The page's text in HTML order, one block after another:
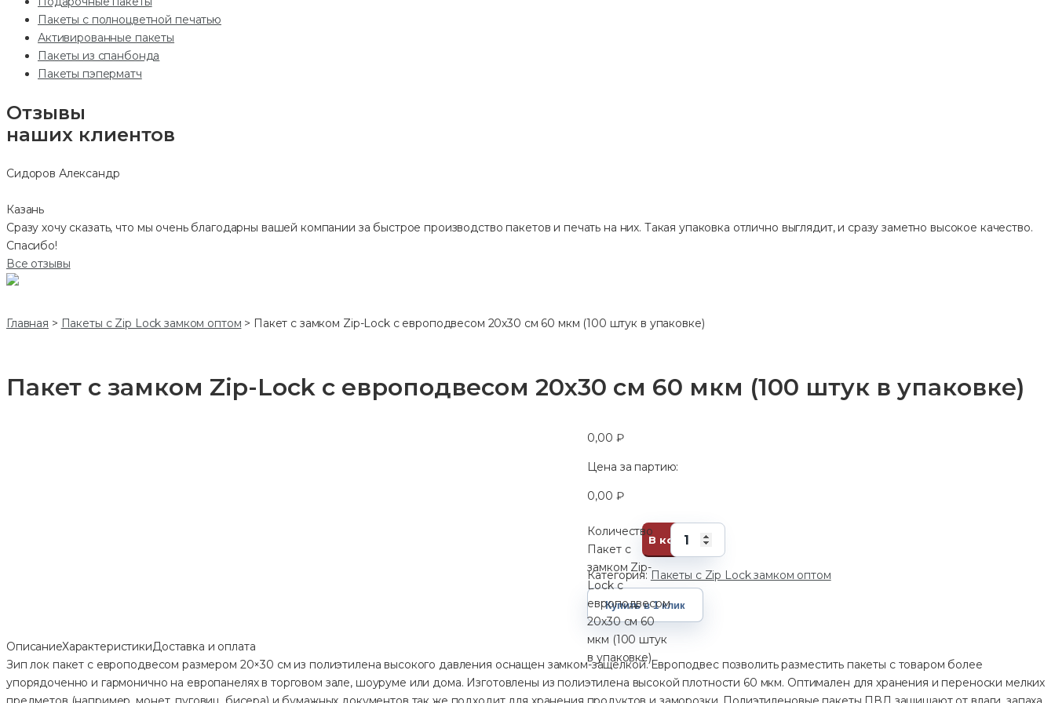
Пакеты с полноцветной печатью
Активированные пакеты
Пакеты из спанбонда
Пакеты пэперматч
Отзывы
наших клиентов
Сидоров Александр
Казань
Сразу хочу сказать, что мы очень благодарны вашей компании за быстрое производство пакетов и печать на них. Такая упаковка отлично выглядит, и сразу заметно высокое качество.
Спасибо!
Все отзывы
Главная > Пакеты с Zip Lock замком оптом > Пакет с замком Zip-Lock с европодвесом 20х30 см 60 мкм (100 штук в упаковке)
Пакет с замком Zip-Lock с европодвесом 20х30 см 60 мкм (100 штук в упаковке)
0,00 ₽
Цена за партию:
0,00 ₽
Количество
Пакет с
замком Zip-
Lock с
европодвесом
20х30 см 60
мкм (100 штук
в упаковке)
В корзину
Категория: Пакеты с Zip Lock замком оптом
Купить в 1 клик
ОписаниеХарактеристикиДоставка и оплата
Зип лок пакет с европодвесом размером 20×30 см из полиэтилена высокого давления оснащен замком-защелкой. Европодвес позволить разместить пакеты с товаром более
упорядоченно и гармонично на европанелях в торговом зале, шоуруме или дома. Изготовлены из полиэтилена высокой плотности 60 мкм. Оптимален для хранения и переноски мелких